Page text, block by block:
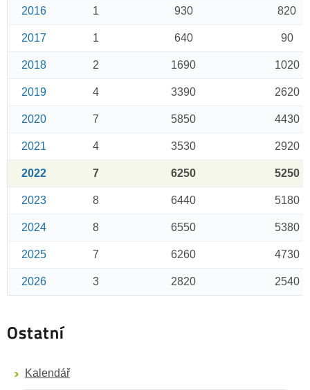
2016 1 930 820
2017 1 640 90
2018 2 1690 1020
2019 4 3390 2620
2020 7 5850 4430
2021 4 3530 2920
2022 7 6250 5250
2023 8 6440 5180
2024 8 6550 5380
2025 7 6260 4730
2026 3 2820 2540
Ostatní
Kalendář